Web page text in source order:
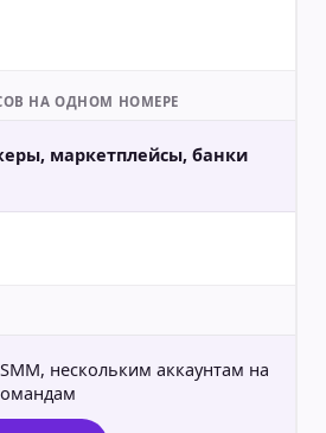
НА ОДНОМ НОМЕРЕ
маркетплейсы, банки
нескольким аккаунтам на